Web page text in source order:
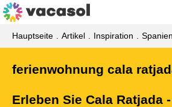
Hauptseite Artikel Inspiration Spanien
ferienwohnung cala
Erleben Sie Cala Ratjada -